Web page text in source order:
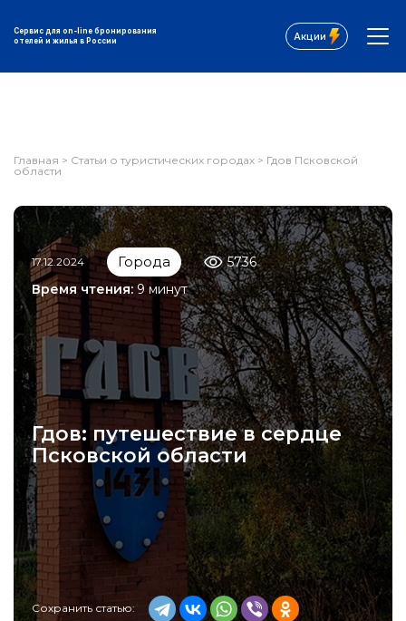
Сервис для on-line бронирования
отелей и жилья в России
Акции
Главная > Статьи о туристических городах > Гдов Псковской
области
17.12.2024 Города
5736
Время чтения: 9 минут
Гдов: путешествие в сердце
Псковской области
Сохранить статью: